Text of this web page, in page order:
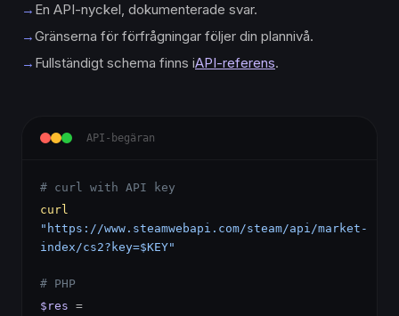
→ En API-nyckel, dokumenterade svar.
→Gränserna för förfrågningar följer din plannivå.
→ Fullständigt schema finns iAPI-referens.
API-begäran
# curl with API key
curl
"https://www.steamwebapi.com/steam/api/market-
index/cs2?key=$KEY"
# PHP
$res =